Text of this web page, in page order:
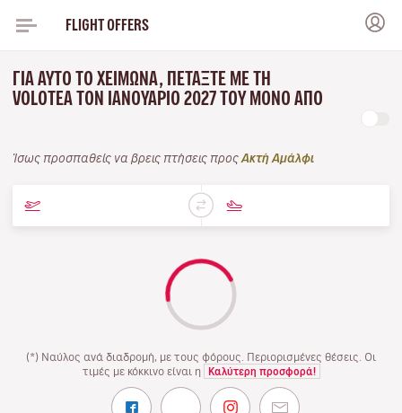
FLIGHT OFFERS
ΓΙΑ ΑΥΤΌ ΤΟ ΧΕΙΜΏΝΑ, ΠΕΤΆΞΤΕ ΜΕ ΤΗ
VOLOTEA ΤΟΝ ΙΑΝΟΥΆΡΙΟ 2027 ΤΟΥ ΜΌΝΟ ΑΠΌ
Ίσως προσπαθείς να βρεις πτήσεις προς Ακτή Αμάλφι
(*) Ναύλος ανά διαδρομή, με τους φόρους. Περιορισμένες θέσεις. Οι
τιμές με κόκκινο είναι η
Καλύτερη προσφορά!